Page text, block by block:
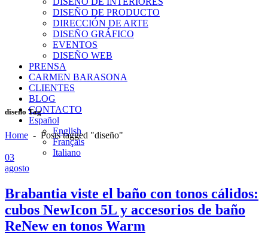
DISEÑO DE PRODUCTO
DIRECCIÓN DE ARTE
DISEÑO GRÁFICO
EVENTOS
DISEÑO WEB
PRENSA
CARMEN BARASONA
CLIENTES
BLOG
CONTACTO
Español
English
Français
Italiano
diseño Tag
Home - Posts tagged "diseño"
03
agosto
Brabantia viste el baño con tonos cálidos:
cubos NewIcon 5L y accesorios de baño
ReNew en tonos Warm